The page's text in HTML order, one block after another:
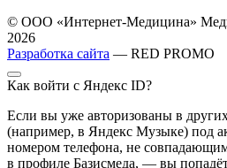
© ООО «Интернет-Медицина»
2026
Разработка сайта — RED PROMO
Как войти с Яндекс ID?
Если вы уже авторизованы в
(например, в Яндекс Музыке) под
номером телефона, не
в профиле Базисмеда, — вы